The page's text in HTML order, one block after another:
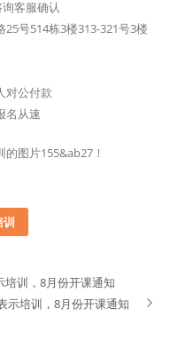
客服确认
号514栋3楼313-321号3楼
对公付款
名从速
图片155&ab27！
训
训，8月份开课通知
示培训，8月份开课通知